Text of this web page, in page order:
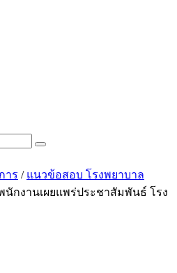
าร / แนวข้อสอบ โรงพยาบาล
นักงานเผยแพร่ประชาสัมพันธ์ โรง